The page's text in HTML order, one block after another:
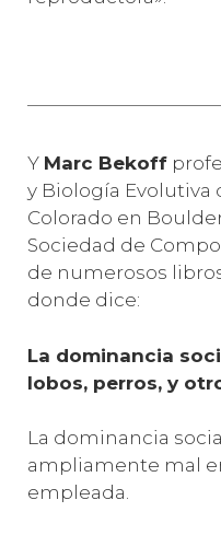
Y Marc Bekoff
y Biología Evolutiva
Colorado en
Sociedad de
de numerosos
donde dice:
La dominancia
lobos, perros, y
La dominancia
ampliamente mal
empleada.